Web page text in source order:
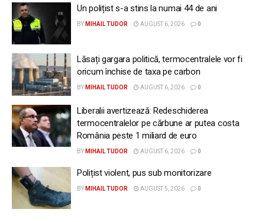
Un polițist s-a stins la numai 44 de ani
BY MIHAIL TUDOR AUGUST 6, 2026 0
Lăsați gargara politică, termocentralele vor fi
oricum închise de taxa pe carbon
BY MIHAIL TUDOR AUGUST 6, 2026 0
Liberalii avertizează: Redeschiderea
termocentralelor pe cărbune ar putea costa
România peste 1 miliard de euro
BY MIHAIL TUDOR AUGUST 6, 2026 0
Polițist violent, pus sub monitorizare
BY MIHAIL TUDOR AUGUST 5, 2026 0